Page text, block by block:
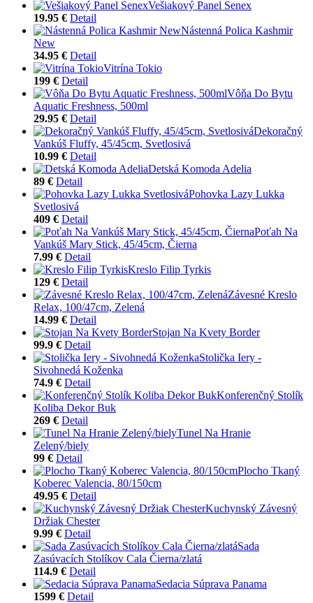
Vešiakový Panel Senex
19.95 € Detail
Nástenná Polica Kashmir
New
34.95 € Detail
Vitrína Tokio
199 € Detail
Vôňa Do Bytu
Aquatic Freshness, 500ml
29.95 € Detail
Dekoračný
Vankúš Fluffy, 45/45cm, Svetlosivá
10.99 € Detail
Detská Komoda Adelia
89 € Detail
Pohovka Lazy Lukka
Svetlosivá
409 € Detail
Poťah Na
Vankúš Mary Stick, 45/45cm, Čierna
7.99 € Detail
Kreslo Filip Tyrkis
129 € Detail
Závesné Kreslo
Relax, 100/47cm, Zelená
14.99 € Detail
Stojan Na Kvety Border
99.9 € Detail
Stolička Iery -
Sivohnedá Koženka
74.9 € Detail
Konferenčný Stolík
Koliba Dekor Buk
269 € Detail
Tunel Na Hranie
Zelený/biely
99 € Detail
Plocho Tkaný
Koberec Valencia, 80/150cm
49.95 € Detail
Kuchynský Závesný
Držiak Chester
9.99 € Detail
Sada
Zasúvacích Stolíkov Cala Čierna/zlatá
114.9 € Detail
Sedacia Súprava Panama
1599 € Detail